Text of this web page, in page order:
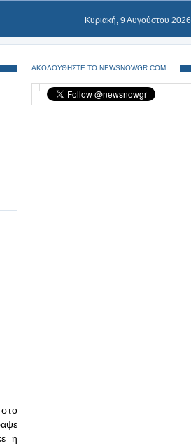
Κυριακή, 9 Αυγούστου 2026
η
ΑΚΟΛΟΥΘΗΣΤΕ ΤΟ NEWSNOWGR.COM